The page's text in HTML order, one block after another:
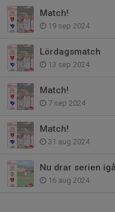
Match!
19 sep 2024
Lördagsmatch
13 sep 2024
Match!
7 sep 2024
Match!
31 aug 2024
Nu drar serien
16 aug 2024